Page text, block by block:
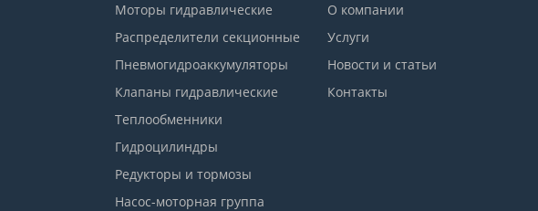
Моторы гидравлические
Распределители секционные
Пневмогидроаккумуляторы
Клапаны гидравлические
Теплообменники
Гидроцилиндры
Редукторы и тормозы
Насос-моторная группа
О компании
Услуги
Новости и статьи
Контакты